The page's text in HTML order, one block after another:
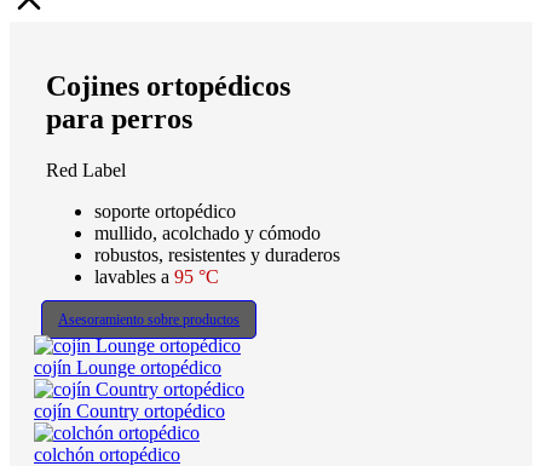
Cojines ortopédicos
para perros
Red Label
soporte ortopédico
mullido, acolchado y cómodo
robustos, resistentes y duraderos
lavables a 95 °C
Asesoramiento sobre productos
cojín Lounge ortopédico
cojín Country ortopédico
colchón ortopédico